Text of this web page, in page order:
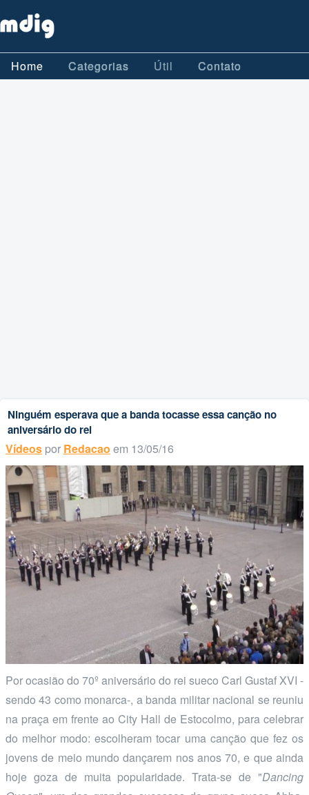
Home Categorias Útil Contato
Ninguém esperava que a banda tocasse essa canção no
aniversário do rei
Vídeos por Redacao em 13/05/16
Por ocasião do 70º aniversário do rei sueco Carl Gustaf XVI -
sendo 43 como monarca-, a banda militar nacional se reuniu
na praça em frente ao City Hall de Estocolmo, para celebrar
do melhor modo: escolheram tocar uma canção que fez os
jovens de meio mundo dançarem nos anos 70, e que ainda
hoje goza de muita popularidade. Trata-se de "Dancing